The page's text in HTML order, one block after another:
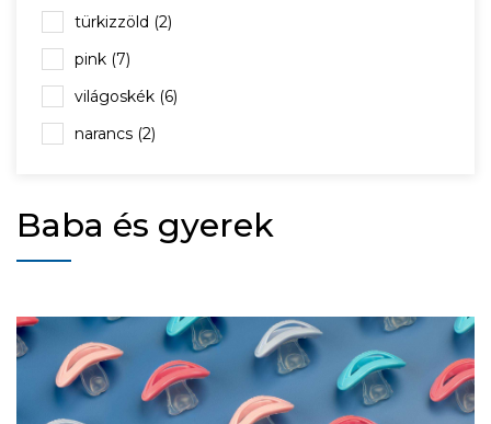
türkizzöld (2)
pink (7)
világoskék (6)
narancs (2)
zöld (2)
Baba és gyerek